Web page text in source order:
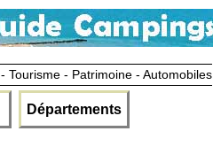
Tourisme - Patrimoine - Automobiles
Départements